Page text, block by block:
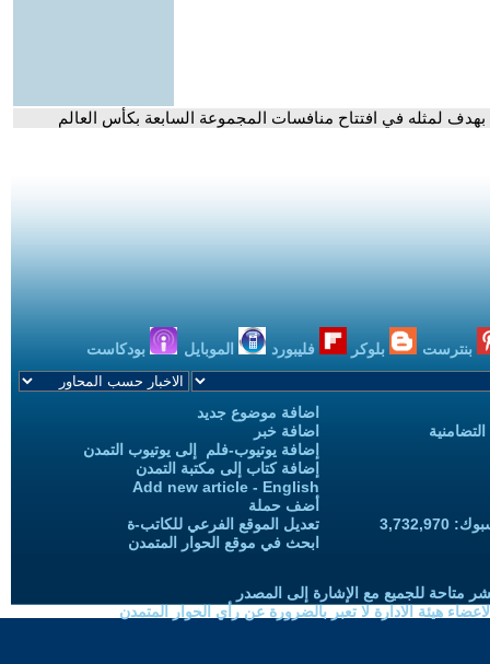
لمثله في افتتاح منافسات المجموعة السابعة بكأس العالم
بنترست بلوكر فليبورد الموبايل بودكاست
اضافة موضوع جديد
اضافة خبر
إضافة يوتيوب-فلم إلى يوتيوب التمدن
إضافة كتاب إلى مكتبة التمدن
Add new article - English
أضف حملة
تعديل الموقع الفرعي للكاتب-ة
ابحث في موقع الحوار المتمدن
متاحة للجميع مع الإشارة إلى المصدر
هيئة الادارة لا تعبر بالضرورة عن رأي الحوار المتمدن